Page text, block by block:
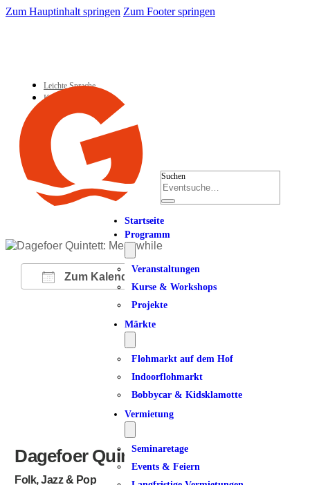
Zum Hauptinhalt springen Zum Footer springen
Leichte Sprache
Kontakt
Suchen
Startseite
Programm
Veranstaltungen
Kurse & Workshops
Projekte
Märkte
Flohmarkt auf dem Hof
Indoorflohmarkt
Bobbycar & Kidsklamotte
Vermietung
Seminaretage
Events & Feiern
Zum Kalender hinzufügen
ICS herunterladen
Google Kalender
iCalendarOffice 365
Dagefoer Quintett: Meanwhile
Folk, Jazz & Pop